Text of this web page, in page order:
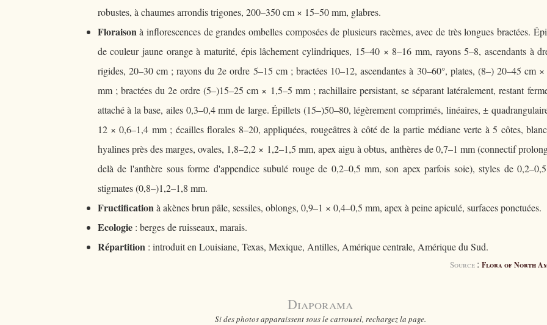
robustes, à chaumes arrondis trigones, 200–350 cm × 15–50 mm, glabres.
Floraison à inflorescences de grandes ombelles composées de plusieurs racèmes, avec de très longues bractées.
de couleur jaune orange à maturité, épis lâchement cylindriques, 15–40 × 8–16 mm, rayons 5–8, ascendants à
rigides, 20–30 cm ; rayons du 2e ordre 5–15 cm ; bractées 10–12, ascendantes à 30–60°, plates, (8–) 20–45 cm
mm ; bractées du 2e ordre (5–)15–25 cm × 1,5–5 mm ; rachillaire persistant, se séparant latéralement, restant
attaché à la base, ailes 0,3–0,4 mm de large. Épillets (15–)50–80, légèrement comprimés, linéaires, ±
12 × 0,6–1,4 mm ; écailles florales 8–20, appliquées, rougeâtres à côté de la partie médiane verte à 5 côtes,
hyalines près des marges, ovales, 1,8–2,2 × 1,2–1,5 mm, apex aigu à obtus, anthères de 0,7–1 mm (connectif
delà de l'anthère sous forme d'appendice subulé rouge de 0,2–0,5 mm, son apex parfois soie), styles de
stigmates (0,8–)1,2–1,8 mm.
Fructification à akènes brun pâle, sessiles, oblongs, 0,9–1 × 0,4–0,5 mm, apex à peine apiculé, surfaces ponctuées.
Ecologie: berges de ruisseaux, marais.
Répartition : introduit en Louisiane, Texas, Mexique, Antilles, Amérique centrale, Amérique du Sud.
Source : Flora of North
Diaporama
Si des photos apparaissent sous le carrousel, rechargez la page.